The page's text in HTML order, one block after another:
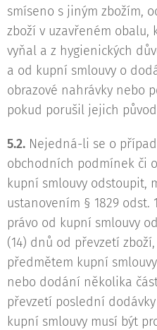
smíseno s jiným zbožím,
zboží v uzavřeném
vyňal a z hygienických
a od kupní smlouvy o
obrazové nahrávky nebo
pokud porušil jejich
5.2. Nejedná-li se o případ
obchodních podmínek či
kupní smlouvy odstoupit,
ustanovením § 1829 odst.
právo od kupní smlouvy
(14) dnů od převzetí
předmětem kupní
nebo dodání několika
převzetí poslední
kupní smlouvy musí být